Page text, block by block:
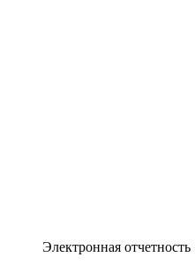
Электронная